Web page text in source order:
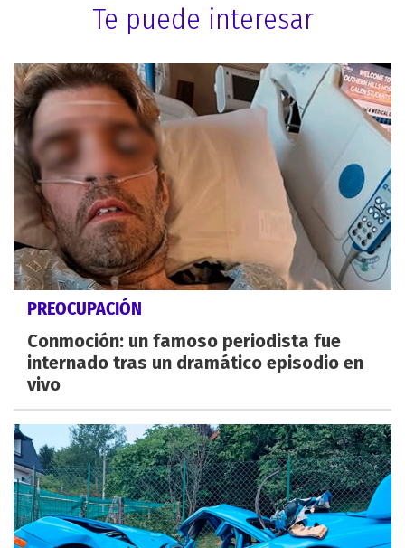
Te puede interesar
PREOCUPACIÓN
Conmoción: un famoso periodista fue
internado tras un dramático episodio en
vivo